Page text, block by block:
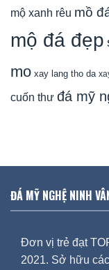
mộ xanh rêu mồ
mộ đá đẹp
mo xay lang tho da
cuốn thư đá mỹ
ĐÁ MỸ NGHỆ NINH
Đơn vị trẻ đạt
2021. Sở hữu